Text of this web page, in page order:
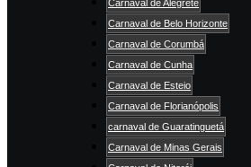
Carnaval de Alegrete
Carnaval de Belo Horizonte
Carnaval de Corumbá
Carnaval de Cunha
Carnaval de Esteio
Carnaval de Florianópolis
carnaval de Guaratinguetá
Carnaval de Minas Gerais